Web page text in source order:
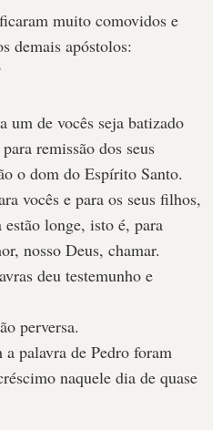
muito comovidos e
demais apóstolos:
de vocês seja batizado
remissão dos seus
o dom do Espírito Santo.
vocês e para os seus filhos,
longe, isto é, para
nosso Deus, chamar.
deu testemunho e
perversa.
a palavra de Pedro foram
naquele dia de quase